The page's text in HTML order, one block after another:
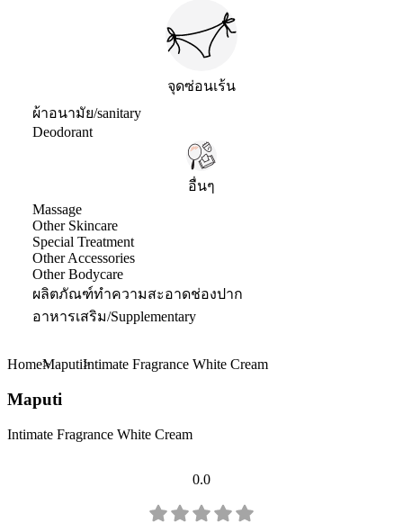
จุดซ่อนเร้น
ผ้าอนามัย/sanitary
Deodorant
อื่นๆ
Massage
Other Skincare
Special Treatment
Other Accessories
Other Bodycare
ผลิตภัณฑ์ทำความสะอาดช่องปาก
อาหารเสริม/Supplementary
HomeMaputiIntimate Fragrance White Cream
Maputi
Intimate Fragrance White Cream
0.0